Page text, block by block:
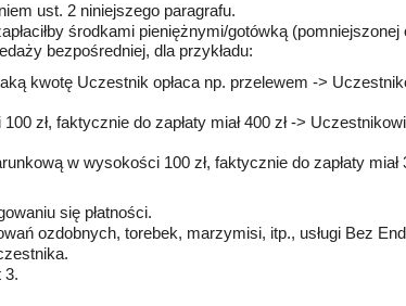
ust. 2 niniejszego paragrafu.
środkami pieniężnymi/gotówką
bezpośredniej, dla przykładu:
kwotę Uczestnik opłaca np. przelewem ->
zł, faktycznie do zapłaty miał 400 zł ->
w wysokości 100 zł, faktycznie do zapłaty miał
się płatności.
ozdobnych, torebek, marzymisi, itp., usługi Bez
3.